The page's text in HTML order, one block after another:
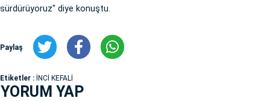
sürdürüyoruz" diye konuştu.
Paylaş
Etiketler : İNCİ KEFALİ
YORUM YAP